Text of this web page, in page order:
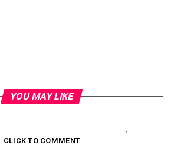
YOU MAY LIKE
CLICK TO COMMENT